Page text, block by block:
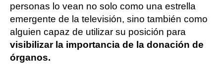
personas lo vean no solo como una estrella
emergente de la televisión, sino también como
alguien capaz de utilizar su posición para
visibilizar la importancia de la donación de
órganos.